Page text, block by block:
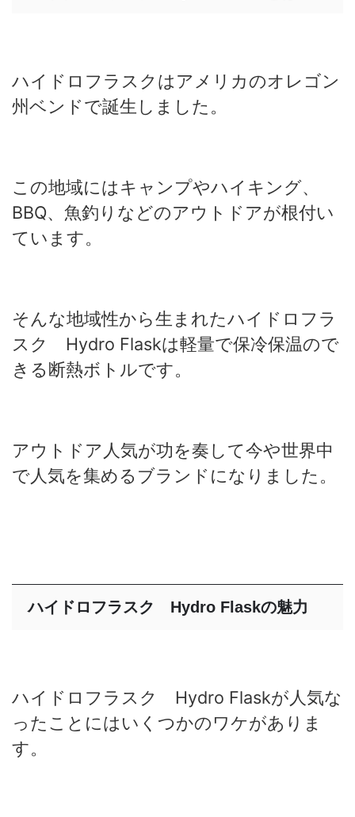
ハイドロフラスクはアメリカのオレゴン
州ベンドで誕生しました。
この地域にはキャンプやハイキング、
BBQ、魚釣りなどのアウトドアが根付い
ています。
そんな地域性から生まれたハイドロフラ
スク Hydro Flaskは軽量で保冷保温ので
きる断熱ボトルです。
アウトドア人気が功を奏して今や世界中
で人気を集めるブランドになりました。
ハイドロフラスク Hydro Flaskの魅力
ハイドロフラスク Hydro Flaskが人気な
ったことにはいくつかのワケがありま
す。